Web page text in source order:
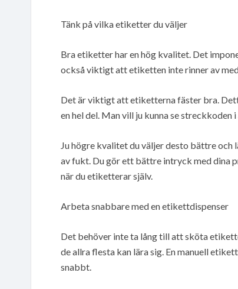
Tänk på vilka etiketter du väljer
Bra etiketter har en hög kvalitet. Det
också viktigt att etiketten inte rinner av
Det är viktigt att etiketterna fäster bra.
en hel del. Man vill ju kunna se streckkoden i
Ju högre kvalitet du väljer desto bättre och
av fukt. Du gör ett bättre intryck med dina
när du etiketterar själv.
Arbeta snabbare med en etikettdispenser
Det behöver inte ta lång till att sköta
de allra flesta kan lära sig. En manuell
snabbt.